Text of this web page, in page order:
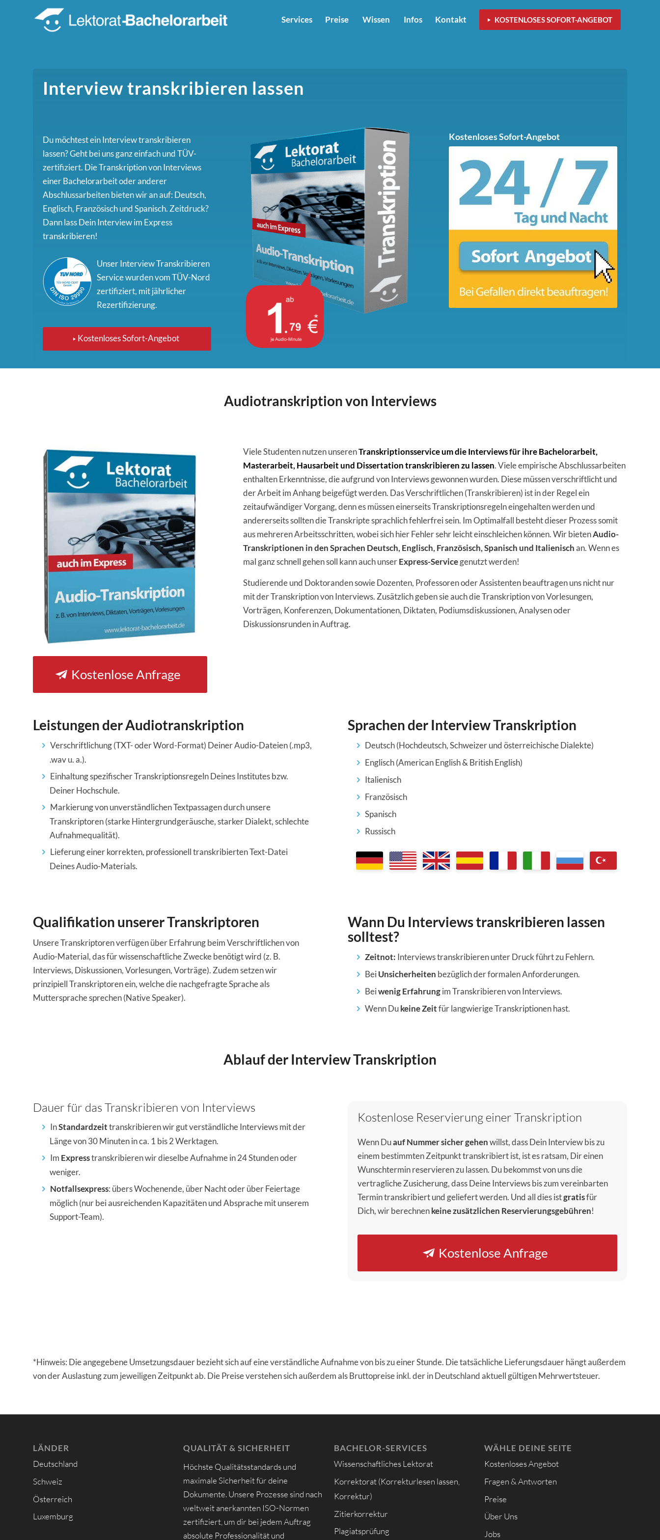
Services Preise Wissen Infos Kontakt KOSTENLOSES SOFORT-ANGEBOT
Interview transkribieren lassen
Du möchtest ein Interview transkribieren
lassen? Geht bei uns ganz einfach und TÜV-
zertifiziert. Die Transkription von Interviews
einer Bachelorarbeit oder anderer
Abschlussarbeiten bieten wir an auf: Deutsch,
Englisch, Französisch und Spanisch. Zeitdruck?
Dann lass Dein Interview im Express
transkribieren!
Unser Interview Transkribieren
Service wurden vom TÜV-Nord
zertifiziert, mit jährlicher
Rezertifizierung.
Kostenloses Sofort-Angebot
Kostenloses Sofort-Angebot
Audiotranskription von Interviews
Kostenlose Anfrage
Viele Studenten nutzen unserenTranskriptionsservice um die Interviews für ihre Bachelorarbeit,
Masterarbeit, Hausarbeit und Dissertation transkribieren zu lassen. Viele empirische Abschlussarbeiten
enthalten Erkenntnisse, die aufgrund von Interviews gewonnen wurden. Diese müssen verschriftlicht und
der Arbeit im Anhang beigefügt werden. Das Verschriftlichen (Transkribieren) ist in der Regel ein
zeitaufwändiger Vorgang, denn es müssen einerseits Transkriptionsregeln eingehalten werden und
andererseits sollten die Transkripte sprachlich fehlerfrei sein. Im Optimalfall besteht dieser Prozess somit
aus mehreren Arbeitsschritten, wobei sich hier Fehler sehr leicht einschleichen können. Wir bietenAudio-
Transkriptionen in den Sprachen Deutsch, Englisch, Französisch, Spanisch und Italienischan. Wenn es
mal ganz schnell gehen soll kann auch unserExpress-Servicegenutzt werden!
Studierende und Doktoranden sowie Dozenten, Professoren oder Assistenten beauftragen uns nicht nur
mit der Transkription von Interviews. Zusätzlich geben sie auch die Transkription von Vorlesungen,
Vorträgen, Konferenzen, Dokumentationen, Diktaten, Podiumsdiskussionen, Analysen oder
Diskussionsrunden in Auftrag.
Leistungen der Audiotranskription
Verschriftlichung (TXT- oder Word-Format) Deiner Audio-Dateien (.mp3,
.wav u. a.).
Einhaltung spezifischer Transkriptionsregeln Deines Institutes bzw.
Deiner Hochschule.
Markierung von unverständlichen Textpassagen durch unsere
Transkriptoren (starke Hintergrundgeräusche, starker Dialekt, schlechte
Aufnahmequalität).
Lieferung einer korrekten, professionell transkribierten Text-Datei
Deines Audio-Materials.
Sprachen der Interview Transkription
Deutsch (Hochdeutsch, Schweizer und österreichische Dialekte)
Englisch (American English & British English)
Italienisch
Französisch
Spanisch
Russisch
Qualifikation unserer Transkriptoren
Unsere Transkriptoren verfügen über Erfahrung beim Verschriftlichen von
Audio-Material, das für wissenschaftliche Zwecke benötigt wird (z. B.
Interviews, Diskussionen, Vorlesungen, Vorträge). Zudem setzen wir
prinzipiell Transkriptoren ein, welche die nachgefragte Sprache als
Muttersprache sprechen (Native Speaker).
Wann Du Interviews transkribieren lassen
solltest?
Zeitnot: Interviews transkribieren unter Druck führt zu Fehlern.
BeiUnsicherheiten bezüglich der formalen Anforderungen.
Beiwenig Erfahrungim Transkribieren von Interviews.
Wenn Dukeine Zeitfür langwierige Transkriptionen hast.
Ablauf der Interview Transkription
Dauer für das Transkribieren von Interviews
InStandardzeittranskribieren wir gut verständliche Interviews mit der
Länge von 30 Minuten in ca. 1 bis 2 Werktagen.
Im Expresstranskribieren wir dieselbe Aufnahme in 24 Stunden oder
weniger.
Notfallsexpress: übers Wochenende, über Nacht oder über Feiertage
möglich (nur bei ausreichenden Kapazitäten und Absprache mit unserem
Support-Team).
Kostenlose Reservierung einer Transkription
Wenn Duauf Nummer sicher gehenwillst, dass Dein Interview bis zu
einem bestimmten Zeitpunkt transkribiert ist, ist es ratsam, Dir einen
Wunschtermin reservieren zu lassen. Du bekommst von uns die
vertragliche Zusicherung, dass Deine Interviews bis zum vereinbarten
Termin transkribiert und geliefert werden. Und all dies istgratisfür
Dich, wir berechnenkeine zusätzlichen Reservierungsgebühren!
Kostenlose Anfrage
*Hinweis: Die angegebene Umsetzungsdauer bezieht sich auf eine verständliche Aufnahme von bis zu einer Stunde. Die tatsächliche Lieferungsdauer hängt außerdem
von der Auslastung zum jeweiligen Zeitpunkt ab. Die Preise verstehen sich außerdem als Bruttopreise inkl. der in Deutschland aktuell gültigen Mehrwertsteuer.
LÄNDER
Deutschland
Schweiz
Österreich
Luxemburg
QUALITÄT & SICHERHEIT
Höchste Qualitätsstandards und
maximale Sicherheit für deine
Dokumente. Unsere Prozesse sind nach
weltweit anerkannten ISO-Normen
zertifiziert, um dir bei jedem Auftrag
absolute Professionalität und
BACHELOR-SERVICES
Wissenschaftliches Lektorat
Korrektorat (Korrekturlesen lassen,
Korrektur)
Zitierkorrektur
Plagiatsprüfung
WÄHLE DEINE SEITE
Kostenloses Angebot
Fragen & Antworten
Preise
Über Uns
Jobs